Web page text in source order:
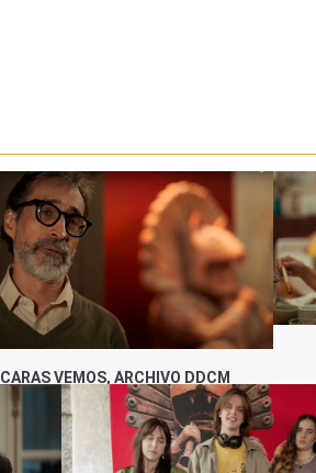
CARAS VEMOS, ARCHIVO DDCM